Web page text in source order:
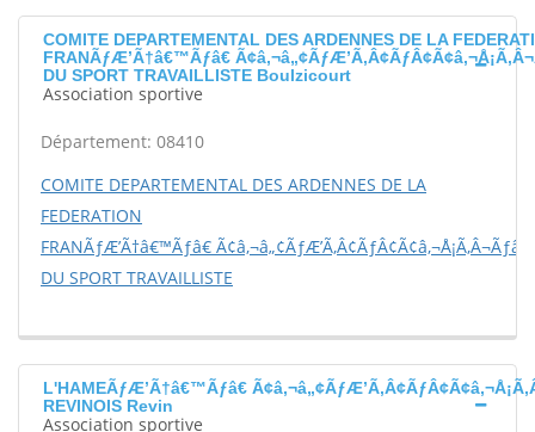
COMITE DEPARTEMENTAL DES ARDENNES DE LA
FRANÃƒÆ’Ã†â€™Ãƒâ€
DU SPORT TRAVAILLISTE Boulzicourt
Association sportive
Département: 08410
COMITE DEPARTEMENTAL DES ARDENNES DE LA
FEDERATION
FRANÃƒÆ’Ã†â€™Ãƒâ€
DU SPORT TRAVAILLISTE
L'HAMEÃƒÆ’Ã†â€™Ãƒâ€
REVINOIS Revin
Association sportive